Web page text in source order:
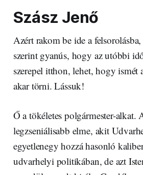
Szász Jenő
Azért rakom be ide a
szerint gyanús, hogy az utóbbi
szerepel itthon, lehet, hogy ismét
akar törni. Lássuk!
Ő a tökéletes polgármester-alkat.
legzseniálisabb elme, akit
egyetlenegy hozzá hasonló
udvarhelyi politikában, de azt